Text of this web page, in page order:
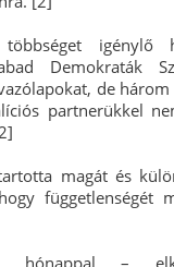
igénylő
Demokraták
de
partnerükkel
magát és
függetlenségét
hónappal –